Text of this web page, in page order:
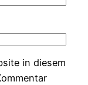
in diesem